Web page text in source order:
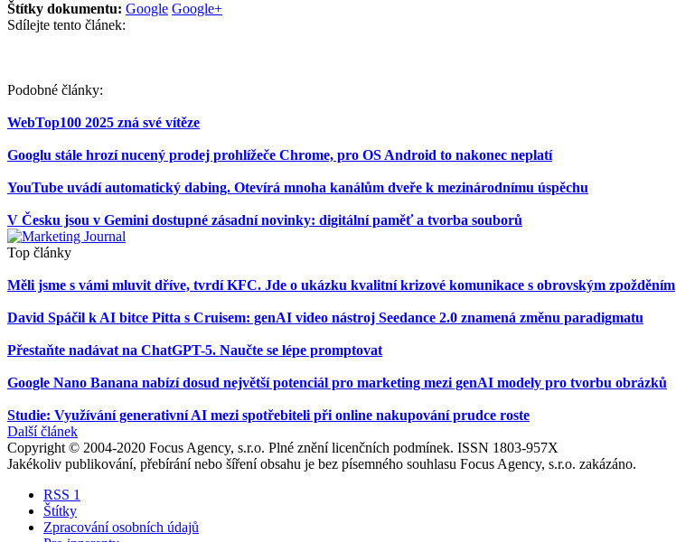
Štítky dokumentu: Google Google+
Sdílejte tento článek:
Podobné články:
WebTop100 2025 zná své vítěze
Googlu stále hrozí nucený prodej prohlížeče Chrome, pro OS Android to nakonec neplatí
YouTube uvádí automatický dabing. Otevírá mnoha kanálům dveře k mezinárodnímu úspěchu
V Česku jsou v Gemini dostupné zásadní novinky: digitální paměť a tvorba souborů
Top články
Měli jsme s vámi mluvit dříve, tvrdí KFC. Jde o ukázku kvalitní krizové komunikace s obrovským zpožděním
David Spáčil k AI bitce Pitta s Cruisem: genAI video nástroj Seedance 2.0 znamená změnu paradigmatu
Přestaňte nadávat na ChatGPT-5. Naučte se lépe promptovat
Google Nano Banana nabízí dosud největší potenciál pro marketing mezi genAI modely pro tvorbu obrázků
Studie: Využívání generativní AI mezi spotřebiteli při online nakupování prudce roste
Další článek
Copyright © 2004-2020 Focus Agency, s.r.o. Plné znění licenčních podmínek. ISSN 1803-957X
Jakékoliv publikování, přebírání nebo šíření obsahu je bez písemného souhlasu Focus Agency, s.r.o. zakázáno.
RSS 1
Štítky
Zpracování osobních údajů